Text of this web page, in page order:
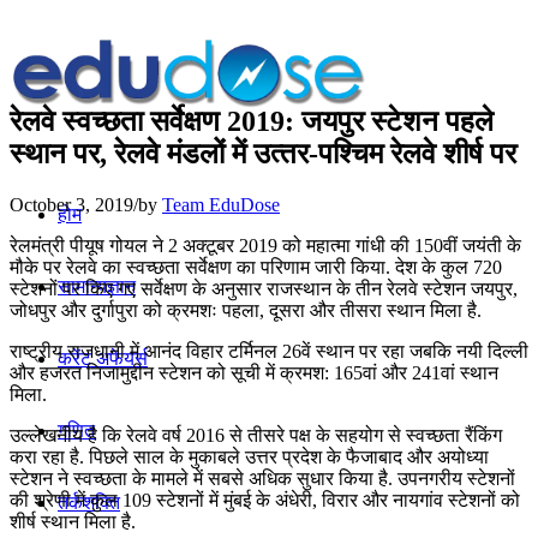
होम
सामान्यज्ञान
करेंट अफेयर्स
गणित
तर्कशक्ति
रेलवे स्‍वच्‍छता सर्वेक्षण 2019: जयपुर स्टेशन पहले
स्थान पर, रेलवे मंडलों में उत्‍तर-पश्चिम रेलवे शीर्ष पर
October 3, 2019/by Team EduDose
रेलमंत्री पीयूष गोयल ने 2 अक्टूबर 2019 को महात्मा गांधी की 150वीं जयंती के
मौके पर रेलवे का स्वच्छता सर्वेक्षण का परिणाम जारी किया. देश के कुल 720
स्टेशनों पर किए गए सर्वेक्षण के अनुसार राजस्थान के तीन रेलवे स्टेशन जयपुर,
जोधपुर और दुर्गापुरा को क्रमशः पहला, दूसरा और तीसरा स्थान मिला है.
राष्ट्रीय राजधानी में आनंद विहार टर्मिनल 26वें स्थान पर रहा जबकि नयी दिल्ली
और हजरत निजामुद्दीन स्टेशन को सूची में क्रमश: 165वां और 241वां स्थान
मिला.
उल्लेखनीय है कि रेलवे वर्ष 2016 से तीसरे पक्ष के सहयोग से स्वच्छता रैंकिंग
करा रहा है. पिछले साल के मुकाबले उत्तर प्रदेश के फैजाबाद और अयोध्या
स्टेशन ने स्वच्छता के मामले में सबसे अधिक सुधार किया है. उपनगरीय स्टेशनों
की श्रेणी में कुल 109 स्टेशनों में मुंबई के अंधेरी, विरार और नायगांव स्टेशनों को
शीर्ष स्थान मिला है.